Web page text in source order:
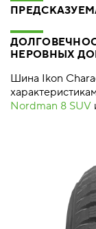
НЕРОВНЫХ
Шина Ikon
Nordman 8 SUV